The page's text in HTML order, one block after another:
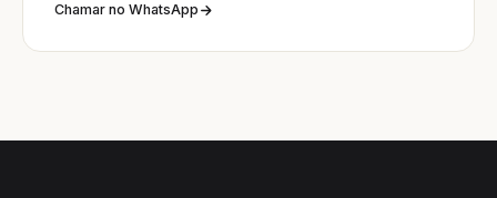
Chamar no WhatsApp